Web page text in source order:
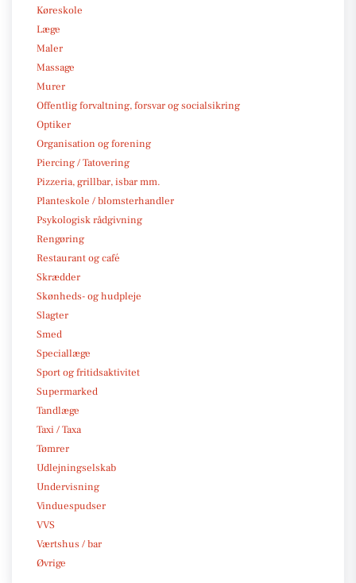
Køreskole
Læge
Maler
Massage
Murer
Offentlig forvaltning, forsvar og socialsikring
Optiker
Organisation og forening
Piercing / Tatovering
Pizzeria, grillbar, isbar mm.
Planteskole / blomsterhandler
Psykologisk rådgivning
Rengøring
Restaurant og café
Skrædder
Skønheds- og hudpleje
Slagter
Smed
Speciallæge
Sport og fritidsaktivitet
Supermarked
Tandlæge
Taxi / Taxa
Tømrer
Udlejningselskab
Undervisning
Vinduespudser
VVS
Værtshus / bar
Øvrige